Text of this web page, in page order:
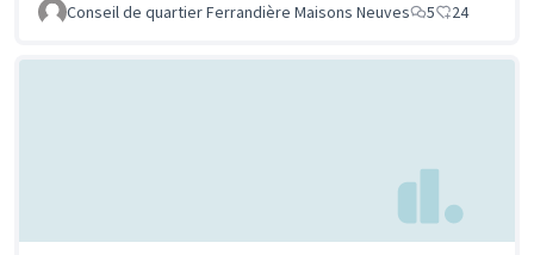
Conseil de quartier Ferrandière Maisons Neuves 5 24